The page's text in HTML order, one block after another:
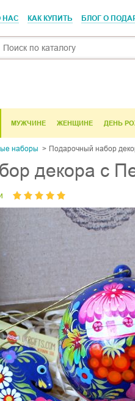
НАС КАК КУПИТЬ БЛОГ О
МУЖЧИНЕ ЖЕНЩИНЕ ДЕНЬ
наборы Подарочный набор
декора с